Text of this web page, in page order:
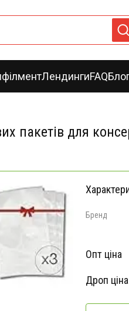
ЛендингиFAQ
пакетів для
Бренд
Опт ціна
Дроп ціна